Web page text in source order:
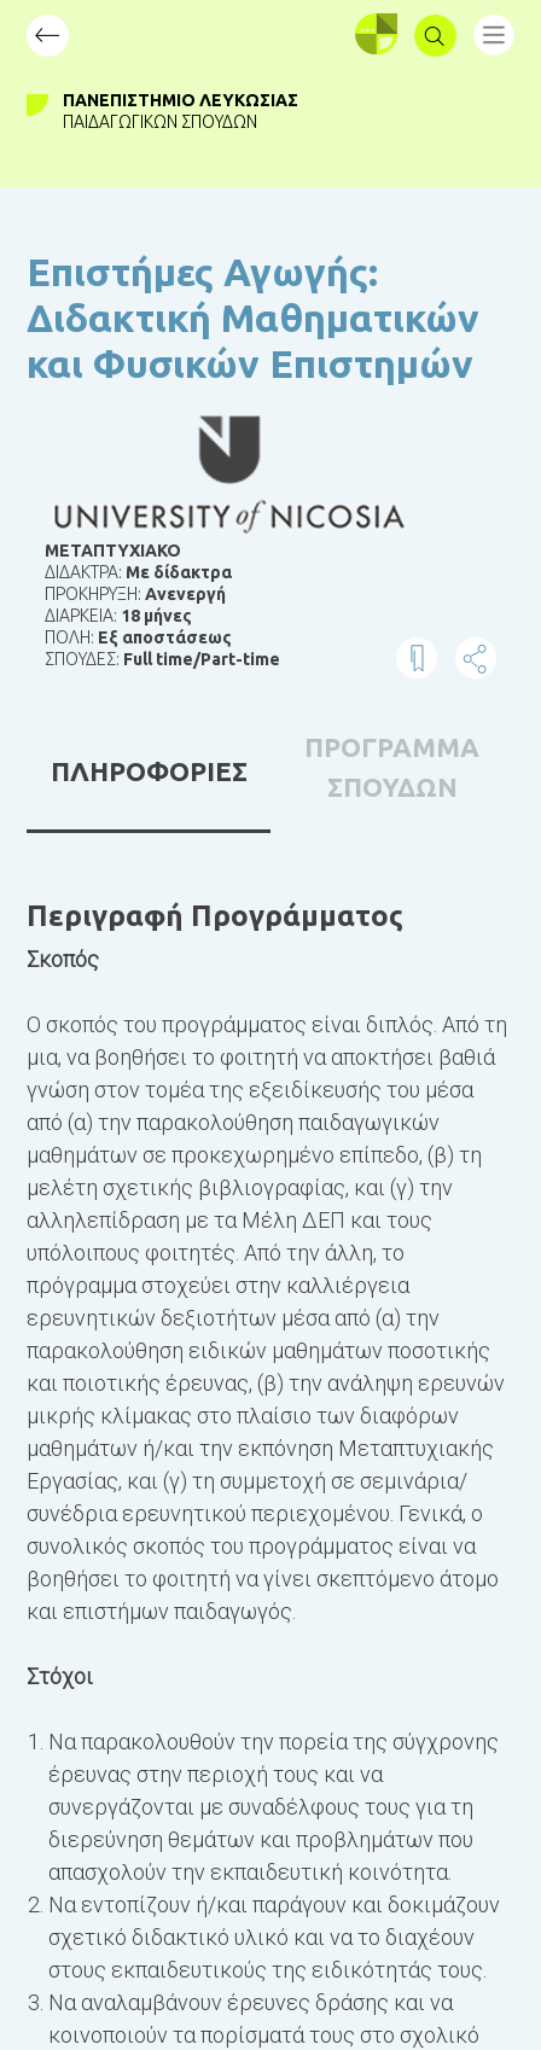
ΣΥΝΔΕΣΗ
ΠΑΝΕΠΙΣΤΉΜΙΟ ΛΕΥΚΩΣΊΑΣ
ΠΑΙΔΑΓΩΓΙΚΏΝ ΣΠΟΥΔΏΝ
Επιστήμες Αγωγής:
Διδακτική Μαθηματικών
και Φυσικών Επιστημών
ΜΕΤΑΠΤΥΧΙΑΚΟ
ΔΙΔΑΚΤΡΑ: Με δίδακτρα
ΠΡΟΚΗΡΥΞΗ:Ανενεργή
ΔΙΑΡΚΕΙΑ: 18 μήνες
ΠΟΛΗ: Εξ αποστάσεως
ΣΠΟΥΔΕΣ: Full time/Part-time
ΠΛΗΡΟΦΟΡΙΕΣ
ΠΡΟΓΡΑΜΜΑ
ΣΠΟΥΔΩΝ
Περιγραφή Προγράμματος
Σκοπός
Ο σκοπός του προγράμματος είναι διπλός. Από τη
μια, να βοηθήσει το φοιτητή να αποκτήσει βαθιά
γνώση στον τομέα της εξειδίκευσής του μέσα
από (α) την παρακολούθηση παιδαγωγικών
μαθημάτων σε προκεχωρημένο επίπεδο, (β) τη
μελέτη σχετικής βιβλιογραφίας, και (γ) την
αλληλεπίδραση με τα Μέλη ΔΕΠ και τους
υπόλοιπους φοιτητές. Από την άλλη, το
πρόγραμμα στοχεύει στην καλλιέργεια
ερευνητικών δεξιοτήτων μέσα από (α) την
παρακολούθηση ειδικών μαθημάτων ποσοτικής
και ποιοτικής έρευνας, (β) την ανάληψη ερευνών
μικρής κλίμακας στο πλαίσιο των διαφόρων
μαθημάτων ή/και την εκπόνηση Μεταπτυχιακής
Εργασίας, και (γ) τη συμμετοχή σε σεμινάρια/
συνέδρια ερευνητικού περιεχομένου. Γενικά, ο
συνολικός σκοπός του προγράμματος είναι να
βοηθήσει το φοιτητή να γίνει σκεπτόμενο άτομο
και επιστήμων παιδαγωγός.
Στόχοι
Να παρακολουθούν την πορεία της σύγχρονης
έρευνας στην περιοχή τους και να
συνεργάζονται με συναδέλφους τους για τη
διερεύνηση θεμάτων και προβλημάτων που
απασχολούν την εκπαιδευτική κοινότητα.
Να εντοπίζουν ή/και παράγουν και δοκιμάζουν
σχετικό διδακτικό υλικό και να το διαχέουν
στους εκπαιδευτικούς της ειδικότητάς τους.
Να αναλαμβάνουν έρευνες δράσης και να
κοινοποιούν τα πορίσματά τους στο σχολικό